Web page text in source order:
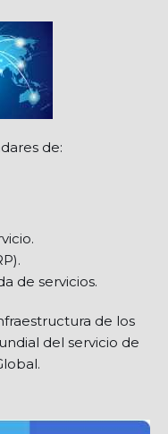
de:
de servicios.
de los
del servicio de